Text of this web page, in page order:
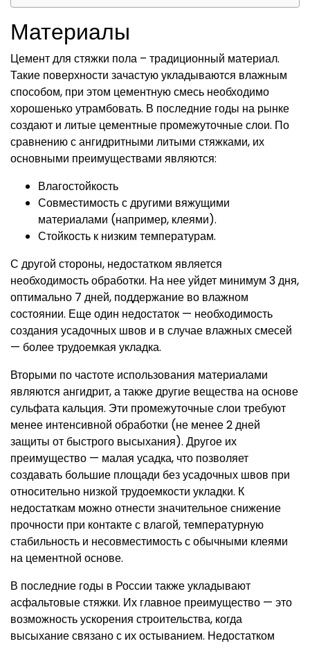
Материалы
Цемент для стяжки пола – традиционный материал.
Такие поверхности зачастую укладываются влажным
способом, при этом цементную смесь необходимо
хорошенько утрамбовать. В последние годы на рынке
создают и литые цементные промежуточные слои. По
сравнению с ангидритными литыми стяжками, их
основными преимуществами являются:
Влагостойкость
Совместимость с другими вяжущими
материалами (например, клеями).
Стойкость к низким температурам.
С другой стороны, недостатком является
необходимость обработки. На нее уйдет минимум 3 дня,
оптимально 7 дней, поддержание во влажном
состоянии. Еще один недостаток — необходимость
создания усадочных швов и в случае влажных смесей
— более трудоемкая укладка.
Вторыми по частоте использования материалами
являются ангидрит, а также другие вещества на основе
сульфата кальция. Эти промежуточные слои требуют
менее интенсивной обработки (не менее 2 дней
защиты от быстрого высыхания). Другое их
преимущество — малая усадка, что позволяет
создавать большие площади без усадочных швов при
относительно низкой трудоемкости укладки. К
недостаткам можно отнести значительное снижение
прочности при контакте с влагой, температурную
стабильность и несовместимость с обычными клеями
на цементной основе.
В последние годы в России также укладывают
асфальтовые стяжки. Их главное преимущество — это
возможность ускорения строительства, когда
высыхание связано с их остыванием. Недостатком